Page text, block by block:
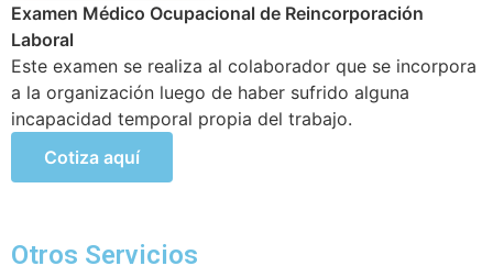
Examen Médico Ocupacional de cambio de puesto en el
trabajo
Se lleva a cabo cuando un trabajador de la empresa
realiza cambios en sus funciones o áreas a cargo,
además de posibles nuevas actividades de mayor
Cotiza aquí
Otros Servicios